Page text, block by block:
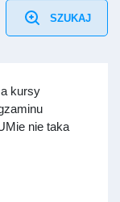
SZUKAJ
kursy
nie taka